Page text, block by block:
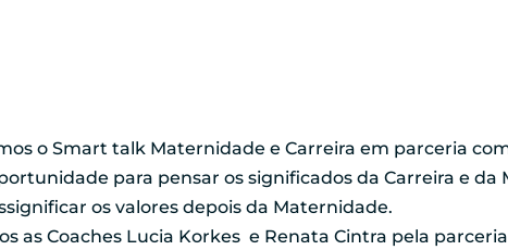
o Smart talk Maternidade e Carreira em parceria
para pensar os significados da Carreira e
os valores depois da Maternidade.
as Coaches Lucia Korkes e Renata Cintra pela